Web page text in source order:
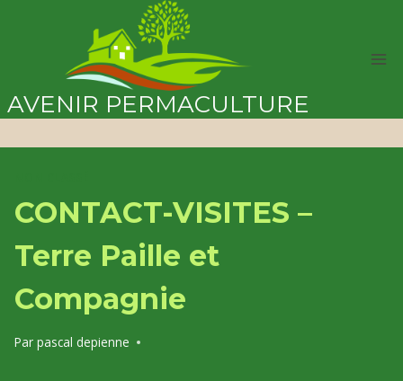
AVENIR PERMACULTURE
CONTACT-VISITES –
Terre Paille et
Compagnie
Par pascal depienne